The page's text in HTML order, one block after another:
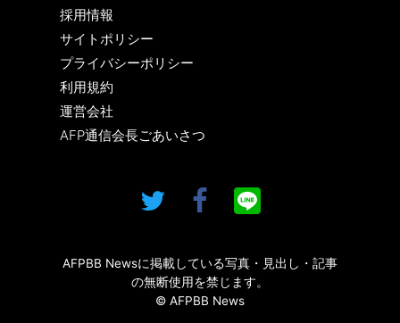
採用情報
サイトポリシー
プライバシーポリシー
利用規約
運営会社
AFP通信会長ごあいさつ
AFPBB Newsに掲載している写真・見出し・記事
の無断使用を禁じます。
© AFPBB News